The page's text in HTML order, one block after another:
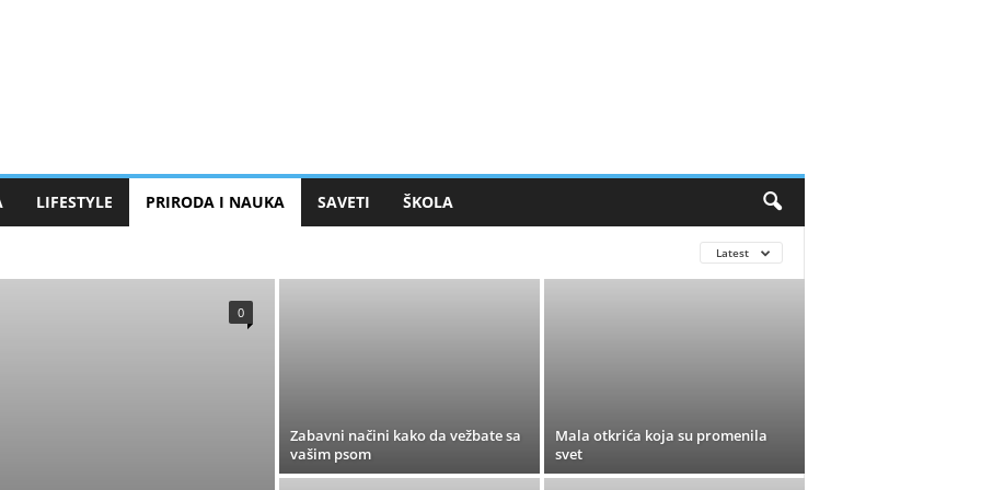
LIFESTYLE PRIRODA I NAUKA SAVETI ŠKOLA
Latest
0
Zabavni načini kako da vežbate sa
vašim psom
Mala otkrića koja su promenila
svet